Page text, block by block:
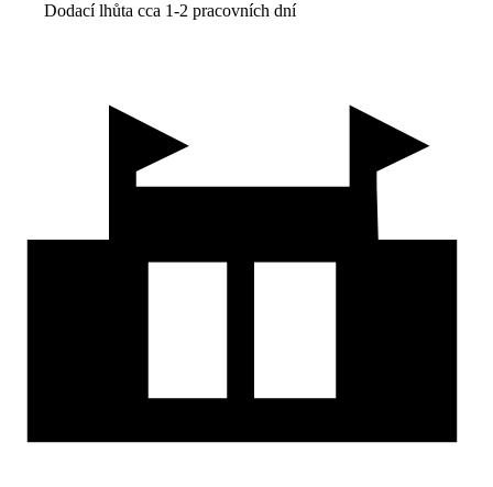
Dodací lhůta cca 1-2 pracovních dní